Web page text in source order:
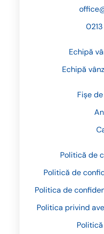
Fișe
Politică de
Politică de
Politica de
Politica privind
Echipă
Echipă